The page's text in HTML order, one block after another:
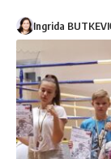
Ingrida